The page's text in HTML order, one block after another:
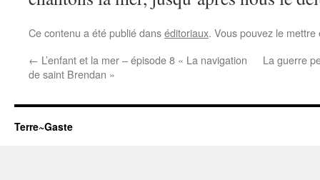
Ce contenu a été publié danséditoriaux. Vous pouvez le
← L’enfant et la mer – épisode 8 « La navigation
de saint Brendan »
La guerre
Terre~Gaste